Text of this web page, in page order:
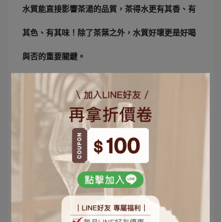
水質能直接影響茶湯的品質，茶得水更有其香、有
其色、有其味！除了茶葉之外，水質好壞更是好喝
與否的重要關鍵。
使用礦泉水泡茶可以讓茶去除澀味，茶味更純正鮮
美。但由於礦泉水中含有鈣、鎂，與茶葉裡的胺基
酸會發生作用，使茶色變深。
建議使用
沖泡，因為軟水的礦物質含量低，不
會影響到茶湯風味，是最能夠呈現茶葉原貌的水
TDS是什麼？五大點帶你瞭解 TDS 與水質好壞的關聯
泡茶用水 極軟水推薦｜澳洲格里姆 Cape Grim 雨